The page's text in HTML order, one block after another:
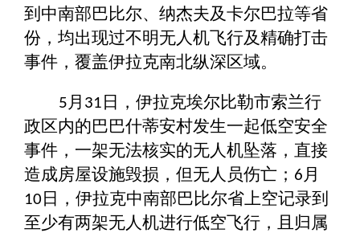
到中南部巴比尔、纳杰夫及卡尔巴拉等省
份，均出现过不明无人机飞行及精确打击
事件，覆盖伊拉克南北纵深区域。
5月 31 日，伊拉克埃尔比勒市索兰行
政区内的巴巴什蒂安村发生一起低空安全
事件，一架无法核实的无人机坠落，直接
造成房屋设施毁损，但无人员伤亡； 6月
10 日，伊拉克中南部巴比尔省上空记录到
至少有两架无人机进行低空飞行，且归属